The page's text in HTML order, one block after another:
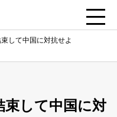
して中国に対抗せよ
束して中国に対